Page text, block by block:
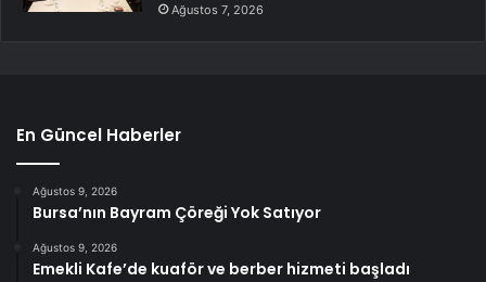
Ağustos 7, 2026
En Güncel Haberler
Ağustos 9, 2026
Bursa’nın Bayram Çöreği Yok Satıyor
Ağustos 9, 2026
Emekli Kafe’de kuaför ve berber hizmeti başladı